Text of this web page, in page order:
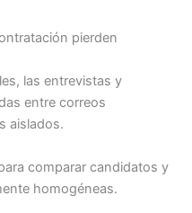
pierden
las entrevistas y
entre correos
aislados.
comparar candidatos y
homogéneas.